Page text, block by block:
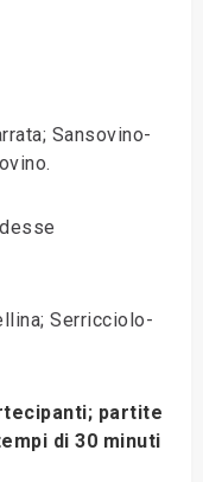
Sansovino-
Serricciolo-
partite
di 30 minuti